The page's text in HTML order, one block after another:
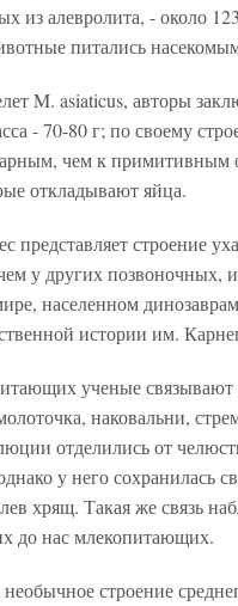
из алевролита, - около
питались
M. asiaticus, авторы
- 70-80 г; по своему
чем к
откладывают яйца.
представляет строение
у других
населенном
истории им.
ученые связывают
наковальни,
отделились от
у него сохранилась
хрящ. Такая же связь
до нас млекопитающих.
строение